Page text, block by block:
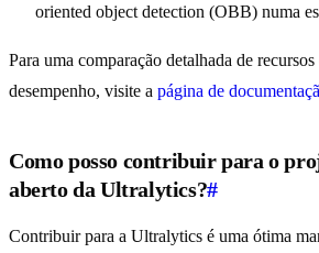
oriented object detection (OBB) numa
Para uma comparação detalhada de
desempenho, visite a página de
Como posso contribuir para o
aberto da Ultralytics?#
Contribuir para a Ultralytics é uma ótima